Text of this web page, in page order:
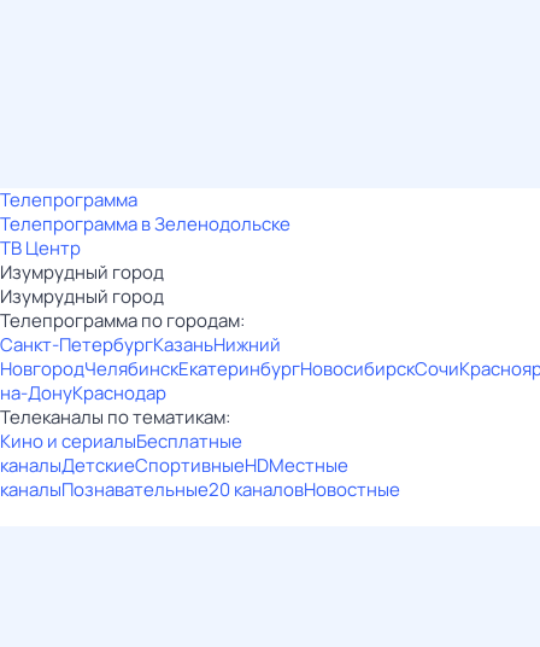
Телепрограмма
Телепрограмма в Зеленодольске
ТВ Центр
Изумрудный город
Изумрудный город
Телепрограмма по городам:
Санкт-ПетербургКазаньНижний
НовгородЧелябинскЕкатеринбургНовосибирскСочи
на-ДонуКраснодар
Телеканалы по тематикам:
Кино и сериалыБесплатные
каналыДетскиеСпортивныеHDМестные
каналыПознавательные20 каналовНовостные